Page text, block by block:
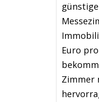
Euro
Zimmer